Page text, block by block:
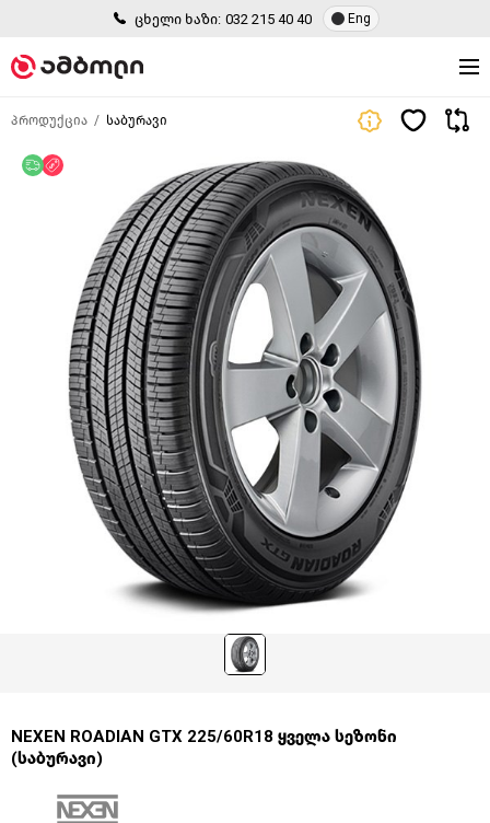
ცხელი ხაზი: 032 215 40 40 Eng
პროდუქცია საბურავი
უფასო მიწოდება
NEXEN ROADIAN GTX 225/60R18 ყველა სეზონი
(საბურავი)